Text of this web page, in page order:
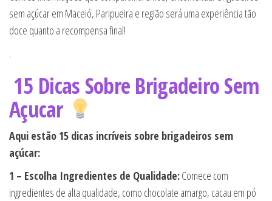
sem açúcar em Maceió, Paripueira e região será uma experiência tão
doce quanto a recompensa final!
.
15 Dicas Sobre Brigadeiro Sem
Açucar
Aqui estão 15 dicas incríveis sobre brigadeiros sem
açúcar:
1 – Escolha Ingredientes de Qualidade:Comece com
ingredientes de alta qualidade, como chocolate amargo, cacau em pó